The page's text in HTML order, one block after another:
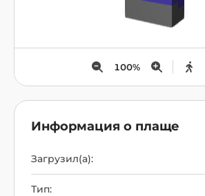
100%
Информация о плаще
Загрузил(а):
Тип: